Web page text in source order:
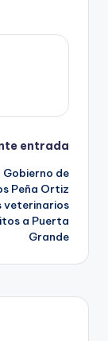
entrada
de
Peña Ortiz
veterinarios
a Puerta
Grande